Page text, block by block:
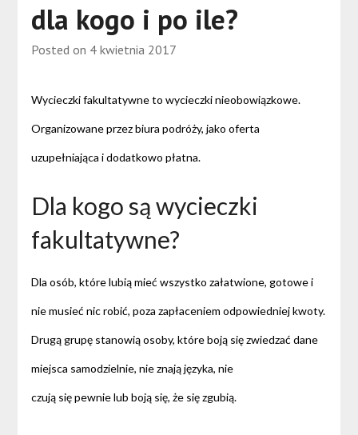
dla kogo i po ile?
Posted on 4 kwietnia 2017
Wycieczki fakultatywne to wycieczki nieobowiązkowe.
Organizowane przez biura podróży, jako oferta
uzupełniająca i dodatkowo płatna.
Dla kogo są wycieczki
fakultatywne?
Dla osób, które lubią mieć wszystko załatwione, gotowe i
nie musieć nic robić, poza zapłaceniem odpowiedniej kwoty.
Drugą grupę stanowią osoby, które boją się zwiedzać dane
miejsca samodzielnie, nie znają języka, nie
czują się pewnie lub boją się, że się zgubią.